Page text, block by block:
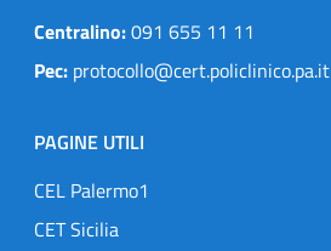
Centralino:091 655 11 11
Pec: protocollo@cert.policlinico.pa.it
PAGINE UTILI
CEL Palermo1
CET Sicilia